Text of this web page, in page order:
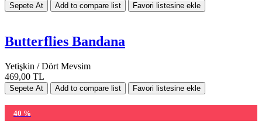
Butterflies Bandana
Yetişkin / Dört Mevsim
469,00 TL
40 %